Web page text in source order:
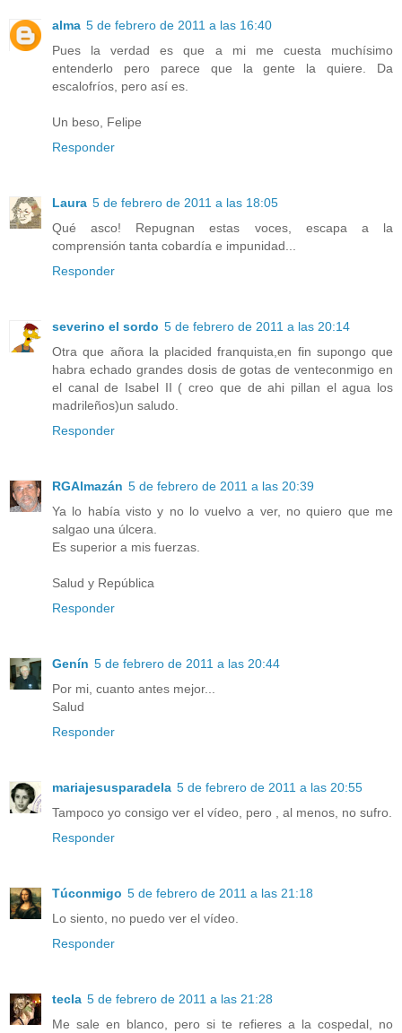
alma 5 de febrero de 2011 a las 16:40
Pues la verdad es que a mi me cuesta muchísimo
entenderlo pero parece que la gente la quiere. Da
escalofríos, pero así es.
Un beso, Felipe
Responder
Laura 5 de febrero de 2011 a las 18:05
Qué asco! Repugnan estas voces, escapa a la
comprensión tanta cobardía e impunidad...
Responder
severino el sordo 5 de febrero de 2011 a las 20:14
Otra que añora la placided franquista,en fin supongo que
habra echado grandes dosis de gotas de venteconmigo en
el canal de Isabel II ( creo que de ahi pillan el agua los
madrileños)un saludo.
Responder
RGAlmazán 5 de febrero de 2011 a las 20:39
Ya lo había visto y no lo vuelvo a ver, no quiero que me
salgao una úlcera.
Es superior a mis fuerzas.
Salud y República
Responder
Genín 5 de febrero de 2011 a las 20:44
Por mi, cuanto antes mejor...
Salud
Responder
mariajesusparadela 5 de febrero de 2011 a las 20:55
Tampoco yo consigo ver el vídeo, pero , al menos, no sufro.
Responder
Túconmigo 5 de febrero de 2011 a las 21:18
Lo siento, no puedo ver el vídeo.
Responder
tecla 5 de febrero de 2011 a las 21:28
Me sale en blanco, pero si te refieres a la cospedal, no